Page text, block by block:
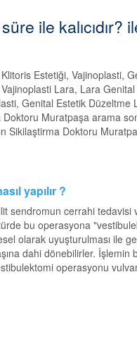
ile kalıcıdır?
Estetiği, Vajinoplasti,
Lara, Lara
Genital Estetik
Muratpaşa arama
Sikilaştirma Doktoru
yapılır ?
cerrahi tedavisi
bu operasyona
olarak uyuşturulması ile
dahi dönebilirler. İşlemin
operasyonu